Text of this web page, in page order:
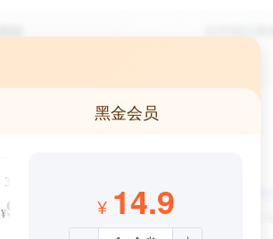
黑金会员
3个月
¥99 ¥ 14.9